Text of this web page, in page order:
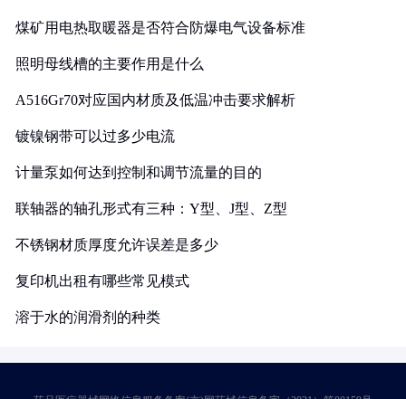
煤矿用电热取暖器是否符合防爆电气设备标准
照明母线槽的主要作用是什么
A516Gr70对应国内材质及低温冲击要求解析
镀镍钢带可以过多少电流
计量泵如何达到控制和调节流量的目的
联轴器的轴孔形式有三种：Y型、J型、Z型
不锈钢材质厚度允许误差是多少
复印机出租有哪些常见模式
溶于水的润滑剂的种类